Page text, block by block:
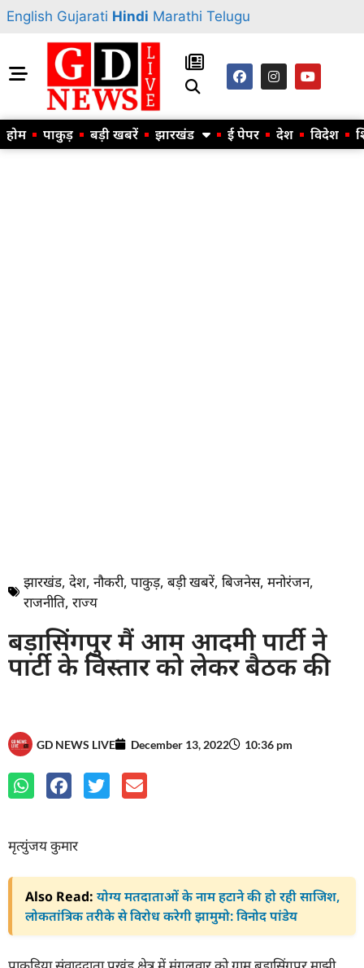
English Gujarati Hindi Marathi Telugu
होम पाकुड़ बड़ी खबरें झारखंड ई पेपर देश विदेश
झारखंड, देश, नौकरी, पाकुड़, बड़ी खबरें, बिजनेस, मनोरंजन,
राजनीति, राज्य
बड़ासिंगपुर मैं आम आदमी पार्टी ने
पार्टी के विस्तार को लेकर बैठक की
GD NEWS LIVE December 13, 2022 10:36 pm
मृत्युंजय कुमार
Also Read: योग्य मतदाताओं के नाम हटाने की हो रही साजिश,
लोकतांत्रिक तरीके से विरोध करेगी झामुमो: विनोद पांडेय